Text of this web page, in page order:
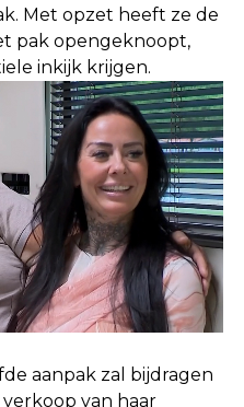
Met opzet heeft ze de
pak opengeknoopt,
inkijk krijgen.
aanpak zal bijdragen
van haar